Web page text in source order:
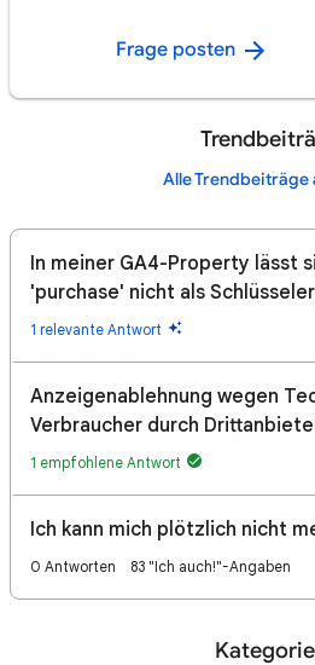
Frage posten
Alle Trendbeiträge
In meiner GA4-Property lässt
'purchase' nicht als
1 relevante Antwort
Anzeigenablehnung wegen
Verbraucher durch
1 empfohlene Antwort
Ich kann mich plötzlich nicht
0 Antworten 83 "Ich auch!"-Angaben